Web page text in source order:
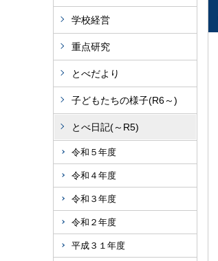
学校経営
重点研究
とべだより
子どもたちの様子(R6～)
とべ日記(～R5)
令和５年度
令和４年度
令和３年度
令和２年度
平成３１年度